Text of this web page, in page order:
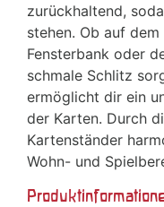
zurückhaltend,
stehen. Ob auf
Fensterbank oder
schmale Schlitz
ermöglicht dir ein
der Karten. Durch
Kartenständer
Wohn- und